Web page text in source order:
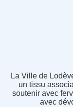
La Ville de
un tissu
soutenir avec
avec